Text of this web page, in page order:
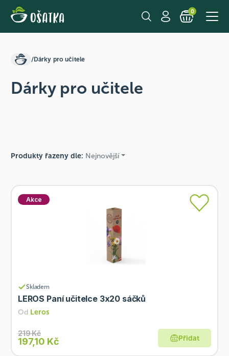
0
/Dárky pro učitele
Dárky pro učitele
Produkty řazeny dle: Nejnovější
Akce
Skladem
LEROS Paní učitelce 3x20 sáčků
Od Leros
219 Kč
197,10 Kč Přidat